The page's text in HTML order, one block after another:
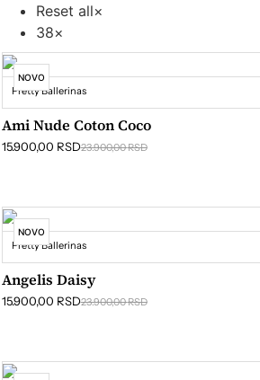
Reset all×
38×
NOVO
Pretty Ballerinas
Ami Nude Coton Coco
23.900,00RSD
15.900,00 RSD
NOVO
Pretty Ballerinas
Angelis Daisy
23.900,00RSD
15.900,00 RSD